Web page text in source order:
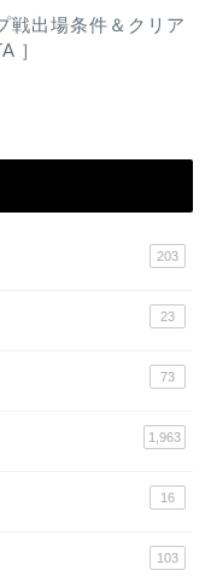
戦出場条件＆クリア
］
203
23
73
1,963
16
103